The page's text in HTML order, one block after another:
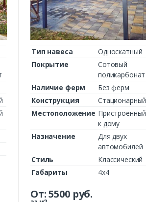
Тип навеса
Односкатный
Покрытие
Сотовый
поликарбонат
Наличие ферм
Без ферм
Конструкция
Стационарный
Местоположение Пристроенный
к дому
Назначение
Для двух
автомобилей
Стиль
Классический
Габариты
4х4
От:5500руб.